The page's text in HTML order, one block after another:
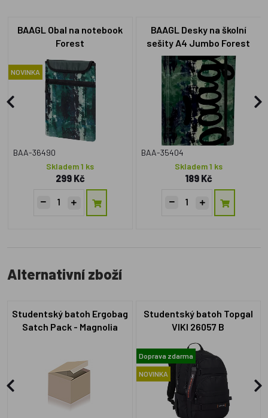
BAAGL Obal na notebook
Forest
NOVINKA
BAA-36490
Skladem 1 ks
299 Kč
BAAGL Desky na školní
sešity A4 Jumbo Forest
BAA-35404
Skladem 1 ks
189 Kč
Alternativní zboží
Studentský batoh Ergobag
Satch Pack - Magnolia
Studentský batoh Topgal
VIKI 26057 B
Doprava zdarma
NOVINKA